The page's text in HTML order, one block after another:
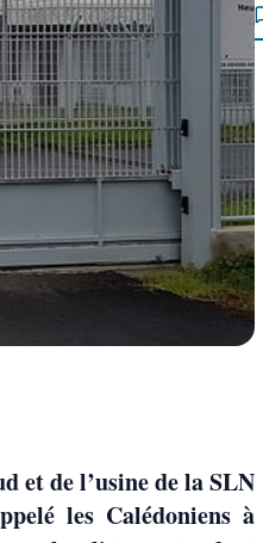
et de l’usine de la SLN
les Calédoniens à